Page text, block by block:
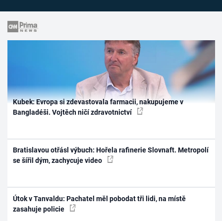
Kubek: Evropa si zdevastovala farmacii, nakupujeme v
Bangladéši. Vojtěch ničí zdravotnictví
Bratislavou otřásl výbuch: Hořela rafinerie Slovnaft. Metropolí
se šířil dým, zachycuje video
Útok v Tanvaldu: Pachatel měl pobodat tři lidi, na místě
zasahuje policie